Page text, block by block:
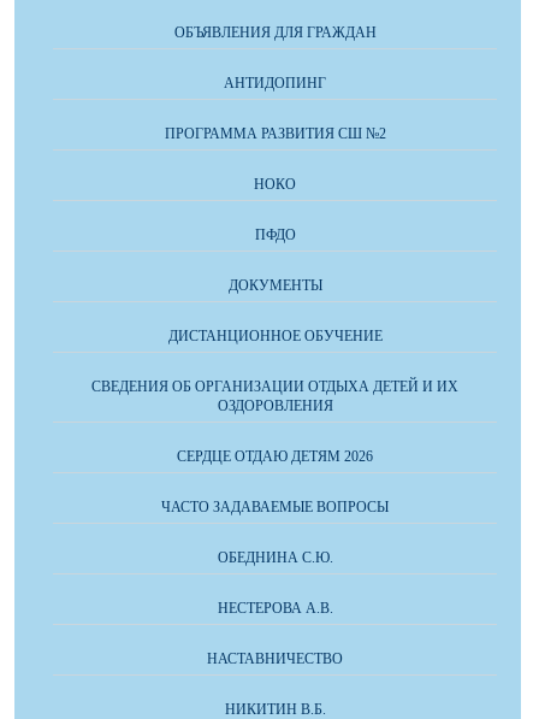
ОБЪЯВЛЕНИЯ ДЛЯ ГРАЖДАН
АНТИДОПИНГ
ПРОГРАММА РАЗВИТИЯ СШ №2
НОКО
ПФДО
ДОКУМЕНТЫ
ДИСТАНЦИОННОЕ ОБУЧЕНИЕ
СВЕДЕНИЯ ОБ ОРГАНИЗАЦИИ ОТДЫХА ДЕТЕЙ И ИХ
ОЗДОРОВЛЕНИЯ
СЕРДЦЕ ОТДАЮ ДЕТЯМ 2026
ЧАСТО ЗАДАВАЕМЫЕ ВОПРОСЫ
ОБЕДНИНА С.Ю.
НЕСТЕРОВА А.В.
НАСТАВНИЧЕСТВО
НИКИТИН В.Б.